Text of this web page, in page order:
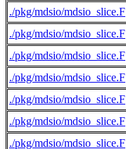
./pkg/mdsio/mdsio_slice.F
./pkg/mdsio/mdsio_slice.F
./pkg/mdsio/mdsio_slice.F
./pkg/mdsio/mdsio_slice.F
./pkg/mdsio/mdsio_slice.F
./pkg/mdsio/mdsio_slice.F
./pkg/mdsio/mdsio_slice.F